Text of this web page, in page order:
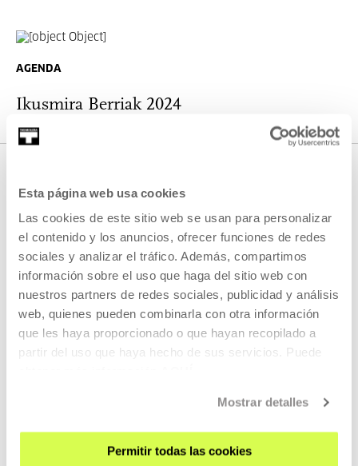
Esta página web usa cookies
Las cookies de este sitio web se usan para personalizar
el contenido y los anuncios, ofrecer funciones de redes
sociales y analizar el tráfico. Además, compartimos
información sobre el uso que haga del sitio web con
nuestros partners de redes sociales, publicidad y análisis
web, quienes pueden combinarla con otra información
que les haya proporcionado o que hayan recopilado a
partir del uso que haya hecho de sus servicios. Puede
Mostrar detalles
Permitir todas las cookies
AGENDA
Ikusmira Berriak 2024
MÁS INFORMACIÓN
OTRAS ACTIVIDADES QUE TE
PUEDEN INTERESAR
Convocatoria abierta
CINE Y AUDIOVISUAL
1 JUL 2026 (12:00) - 1 SEP 2026 (12:00)
cineastas que apoya e impulsa el talento emergente y la
creación audiovisual.